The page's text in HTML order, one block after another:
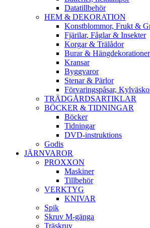
Datatillbehör
HEM & DEKORATION
Konstblommor, Frukt &
Fjärilar, Fåglar & Insekter
Korgar & Trälådor
Burar & Hängdekorationer
Kransar
Byggvaror
Stenar & Pärlor
Förvaringspåsar,
TRÄDGÅRDSARTIKLAR
BÖCKER & TIDNINGAR
Böcker
Tidningar
DVD-instruktions
Godis
JÄRNVAROR
PROXXON
Maskiner
Tillbehör
VERKTYG
KNIVAR
Spik
Skruv M-gänga
Träskruv